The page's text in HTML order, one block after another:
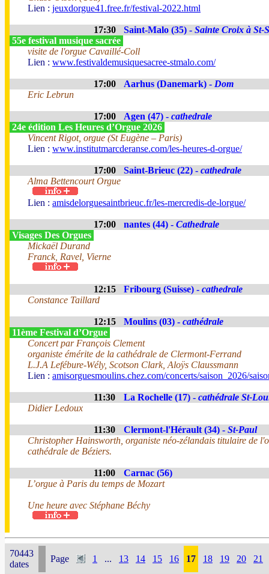
Lien : jeuxdorgue41.free.fr/festival-2022.html
17:30 Saint-Malo (35) - Sainte Croix à St-
55e festival musique sacrée
visite de l'orgue Cavaillé-Coll
Lien : www.festivaldemusiquesacree-stmalo.com/
17:00 Aarhus (Danemark) - Dom
Eric Lebrun
17:00 Agen (47) - cathedrale
24e édition Les Heures d’Orgue 2026
Vincent Rigot, orgue (St Eugène – Paris)
Lien : www.institutmarcderanse.com/les-heures-d-orgue/
17:00 Saint-Brieuc (22) - cathedrale
Alma Bettencourt Orgue
Lien : amisdelorguesaintbrieuc.fr/les-mercredis-de-lorgue/
17:00 nantes (44) - Cathedrale
Visages Des Orgues
Mickaël Durand
Franck, Ravel, Vierne
12:15 Fribourg (Suisse) - cathedrale
Constance Taillard
12:15 Moulins (03) - cathédrale
11ème Festival d’Orgue
Concert par François Clement
organiste émérite de la cathédrale de Clermont-Ferrand
L.J.A Lefébure-Wély, Scotson Clark, Aloÿs Claussmann
Lien : amisorguesmoulins.chez.com/concerts/saison_2026/
11:30 La Rochelle (17) - cathédrale St-
Didier Ledoux
11:30 Clermont-l'Hérault (34) - St-Paul
Christopher Hainsworth, organiste néo-zélandais titulaire de
cathédrale de Béziers.
11:00
Carnac (56)
L’orgue à Paris du temps de Mozart
Une heure avec Stéphane Béchy
70443
dates
Page 1 ... 13 14 15 16 17 18 19 20 21